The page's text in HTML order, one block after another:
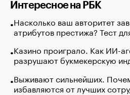
Интересное на РБК
Насколько ваш авторитет
атрибутов престижа? Тест
Казино проиграло. Как ИИ-
разрушают букмекерскую
Выживают сильнейших.
избавляются от лучших